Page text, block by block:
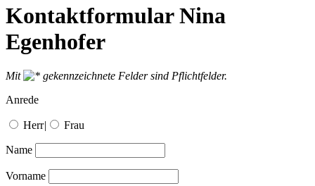
Kontaktformular Nina
Egenhofer
Mit
gekennzeichnete Felder sind Pflichtfelder.
Anrede
Herr| Frau
Name
Vorname